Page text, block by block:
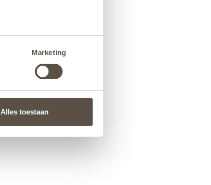
Marketing
Alles toestaan